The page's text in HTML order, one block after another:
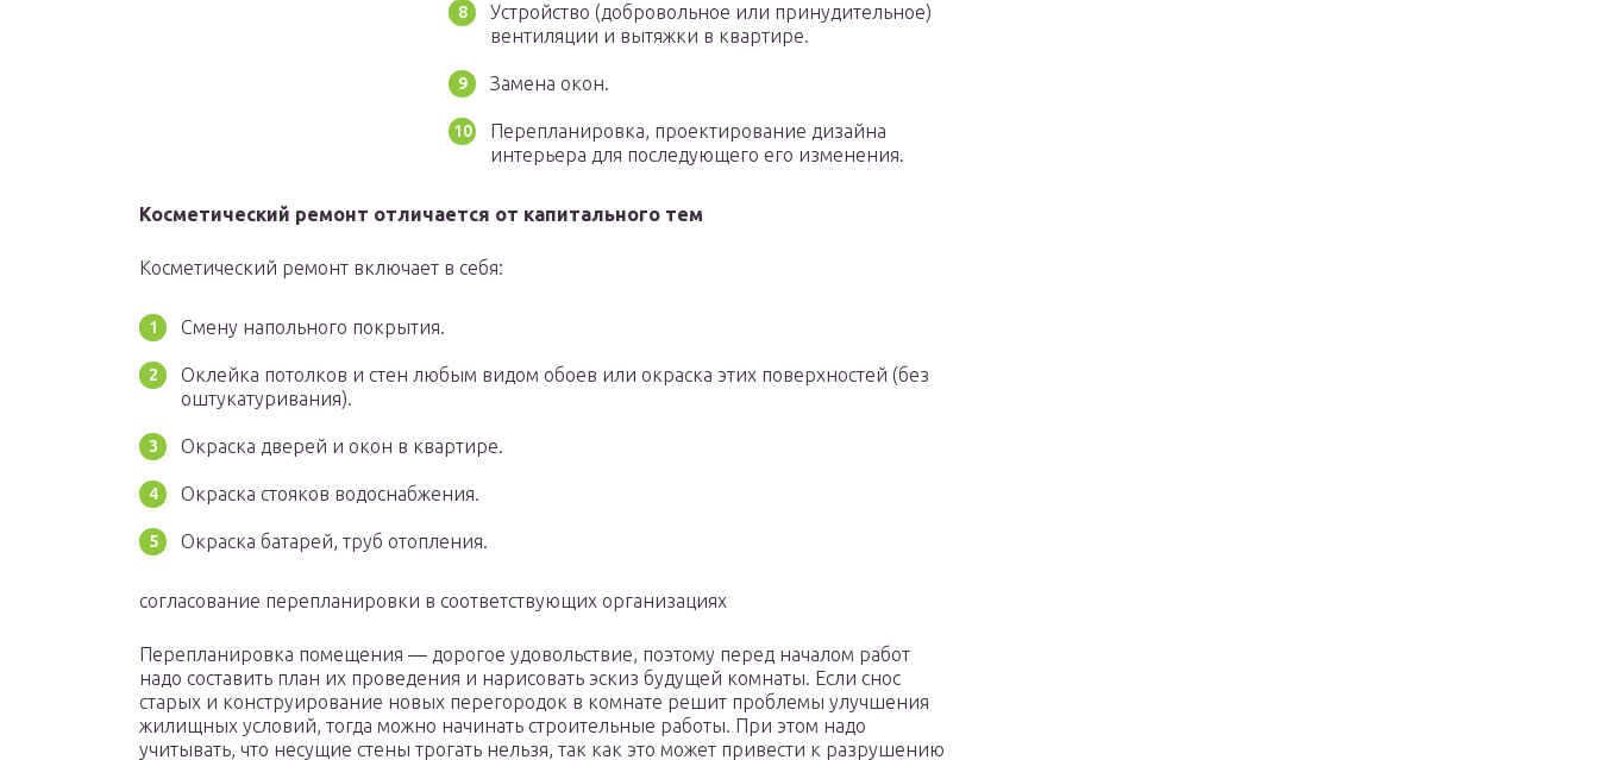
Устройство (добровольное или принудительное)
вентиляции и вытяжки в квартире.
Замена окон.
Перепланировка, проектирование дизайна
интерьера для последующего его изменения.
Косметический ремонт отличается от капитального тем
Косметический ремонт включает в себя:
Смену напольного покрытия.
Оклейка потолков и стен любым видом обоев или окраска этих поверхностей (без
оштукатуривания).
Окраска дверей и окон в квартире.
Окраска стояков водоснабжения.
Окраска батарей, труб отопления.
согласование перепланировки в соответствующих организациях
Перепланировка помещения — дорогое удовольствие, поэтому перед началом работ
надо составить план их проведения и нарисовать эскиз будущей комнаты. Если снос
старых и конструирование новых перегородок в комнате решит проблемы улучшения
жилищных условий, тогда можно начинать строительные работы. При этом надо
учитывать, что несущие стены трогать нельзя, так как это может привести к разрушению